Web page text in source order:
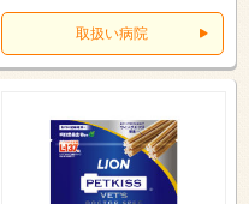
取扱い病院